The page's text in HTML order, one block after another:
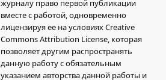
журналу право первой публикации
вместе с работой, одновременно
лицензируя ее на условиях Creative
Commons Attribution License, которая
позволяет другим распространять
данную работу с обязательным
указанием авторства данной работы и